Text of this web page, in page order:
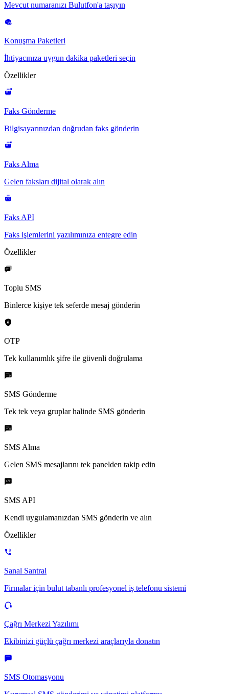
Mevcut numaranızı Bulutfon'a taşıyın
Konuşma Paketleri
İhtiyacınıza uygun dakika paketleri seçin
Özellikler
Faks Gönderme
Bilgisayarınızdan doğrudan faks gönderin
Faks Alma
Gelen faksları dijital olarak alın
Faks API
Faks işlemlerini yazılımınıza entegre edin
Özellikler
Toplu SMS
Binlerce kişiye tek seferde mesaj gönderin
OTP
Tek kullanımlık şifre ile güvenli doğrulama
SMS Gönderme
Tek tek veya gruplar halinde SMS gönderin
SMS Alma
Gelen SMS mesajlarını tek panelden takip edin
SMS API
Kendi uygulamanızdan SMS gönderin ve alın
Özellikler
Sanal Santral
Firmalar için bulut tabanlı profesyonel iş telefonu sistemi
Çağrı Merkezi Yazılımı
Ekibinizi güçlü çağrı merkezi araçlarıyla donatın
SMS Otomasyonu